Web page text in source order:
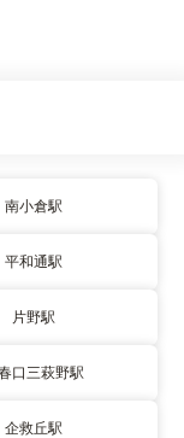
南小倉駅
平和通駅
片野駅
口三萩野駅
企救丘駅